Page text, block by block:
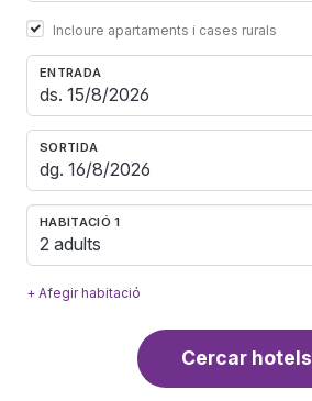
Incloure apartaments i cases rurals
ENTRADA
SORTIDA
HABITACIÓ 1
2 adults
+ Afegir habitació
Cercar hotels